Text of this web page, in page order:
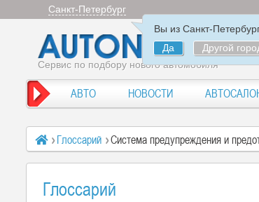
Санкт-Петербург
Вы из Санкт-
Да
Другой
Сервис по подбору нового автомобиля
АВТО НОВОСТИ
Глоссарий Система предупреждения и
Глоссарий